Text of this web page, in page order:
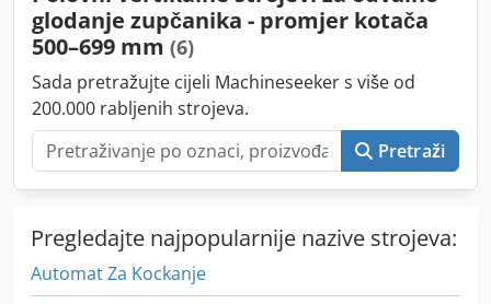
glodanje zupčanika - promjer kotača
500–699 mm (6)
Sada pretražujte cijeli Machineseeker s više od
200.000 rabljenih strojeva.
Pretraži
Pregledajte najpopularnije nazive strojeva:
Automat Za Kockanje